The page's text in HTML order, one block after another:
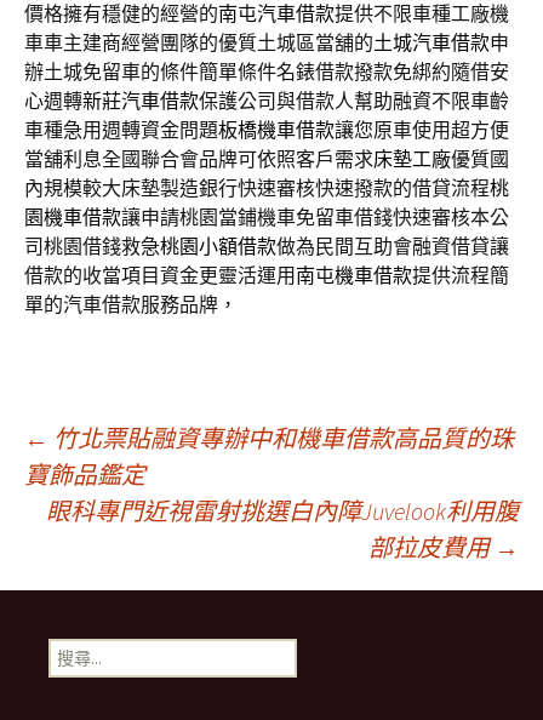
價格擁有穩健的經營的南屯汽車借款提供不限車種工廠機
車車主建商經營團隊的優質土城區當舖的土城汽車借款申
辦土城免留車的條件簡單條件名錶借款撥款免綁約隨借安
心週轉新莊汽車借款保護公司與借款人幫助融資不限車齡
車種急用週轉資金問題板橋機車借款讓您原車使用超方便
當舖利息全國聯合會品牌可依照客戶需求床墊工廠優質國
內規模較大床墊製造銀行快速審核快速撥款的借貸流程桃
園機車借款讓申請桃園當鋪機車免留車借錢快速審核本公
司桃園借錢救急桃園小額借款做為民間互助會融資借貸讓
借款的收當項目資金更靈活運用南屯機車借款提供流程簡
單的汽車借款服務品牌，
文
章
導
航
← 竹北票貼融資專辦中和機車借款高品質的珠
寶飾品鑑定
眼科專門近視雷射挑選白內障Juvelook利用腹
部拉皮費用 →
搜
尋